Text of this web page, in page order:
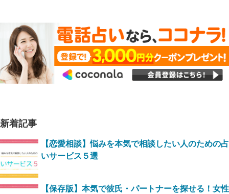
新着記事
【恋愛相談】悩みを本気で相談したい人のための占
いサービス５選
【保存版】本気で彼氏・パートナーを探せる！女性